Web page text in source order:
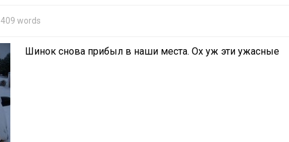
409 words
Шинок снова прибыл в наши места. Ох уж эти ужасные